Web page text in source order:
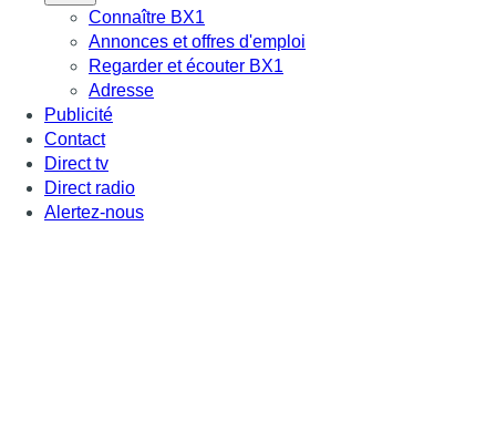
Connaître BX1
Annonces et offres d'emploi
Regarder et écouter BX1
Adresse
Publicité
Contact
Direct tv
Direct radio
Alertez-nous